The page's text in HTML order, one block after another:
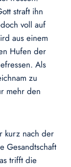
straft ihn
voll auf
aus einem
Hufen der
Als
zu
mehr den
kurz nach der
Gesandtschaft
trifft die